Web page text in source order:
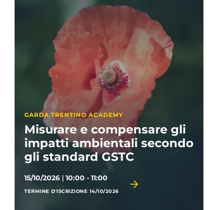
GARDA TRENTINO ACADEMY
Misurare e compensare gli
impatti ambientali secondo
gli standard GSTC
15/10/2026 | 10:00 - 11:00
TERMINE D'ISCRIZIONE 14/10/2026